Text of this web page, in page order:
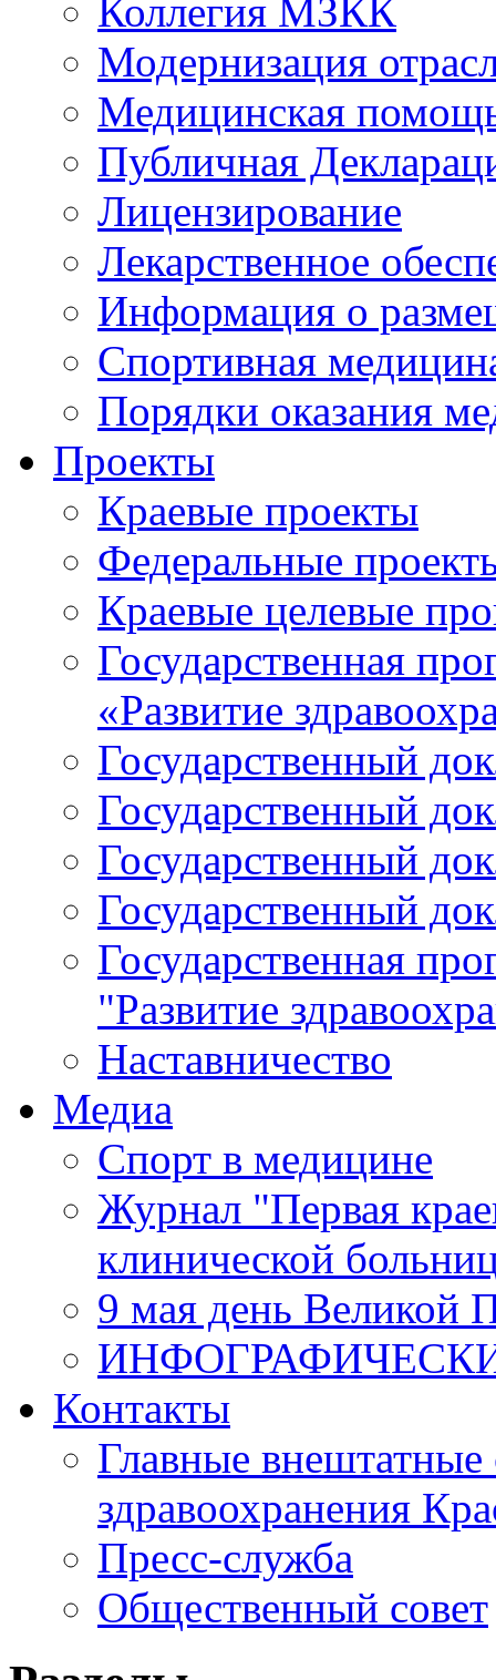
Коллегия МЗКК
Модернизация
Медицинская
Публичная
Лицензирование
Лекарственное
Информация о
Спортивная
Порядки оказания
Проекты
Краевые проекты
Федеральные
Краевые целевые
Государственная
«Развитие
Государственный
Государственный
Государственный
Государственный
Государственная
"Развитие
Наставничество
Медиа
Спорт в медицине
Журнал "Первая
клинической
9 мая день Великой
Контакты
Главные внештатные
здравоохранения
Пресс-служба
Общественный совет